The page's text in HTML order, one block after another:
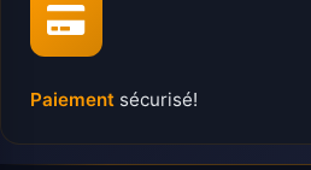
Paiement sécurisé!